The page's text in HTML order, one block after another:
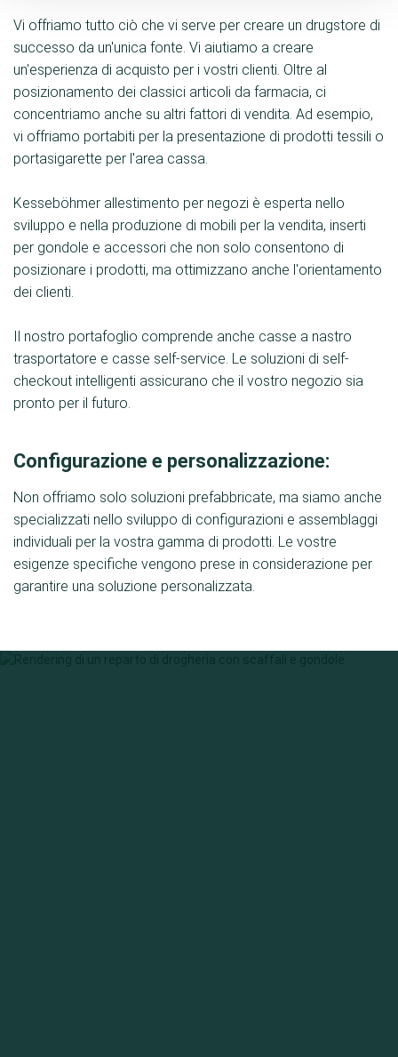
Vi offriamo tutto ciò che vi serve per creare un drugstore di
successo da un'unica fonte. Vi aiutiamo a creare
un'esperienza di acquisto per i vostri clienti. Oltre al
posizionamento dei classici articoli da farmacia, ci
concentriamo anche su altri fattori di vendita. Ad esempio,
vi offriamo portabiti per la presentazione di prodotti tessili o
portasigarette per l'area cassa.
Kesseböhmer allestimento per negozi è esperta nello
sviluppo e nella produzione di mobili per la vendita, inserti
per gondole e accessori che non solo consentono di
posizionare i prodotti, ma ottimizzano anche l'orientamento
dei clienti.
Il nostro portafoglio comprende anche casse a nastro
trasportatore e casse self-service. Le soluzioni di self-
checkout intelligenti assicurano che il vostro negozio sia
pronto per il futuro.
Configurazione e personalizzazione:
Non offriamo solo soluzioni prefabbricate, ma siamo anche
specializzati nello sviluppo di configurazioni e assemblaggi
individuali per la vostra gamma di prodotti. Le vostre
esigenze specifiche vengono prese in considerazione per
garantire una soluzione personalizzata.